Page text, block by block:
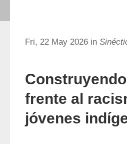
Fri, 22 May 2026 in
frente al
jóvenes